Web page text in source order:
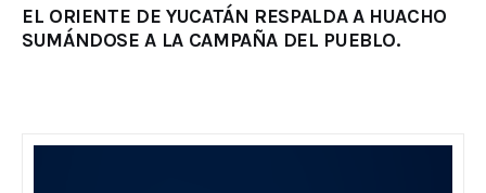
EL ORIENTE DE YUCATÁN RESPALDA A HUACHO
SUMÁNDOSE A LA CAMPAÑA DEL PUEBLO.